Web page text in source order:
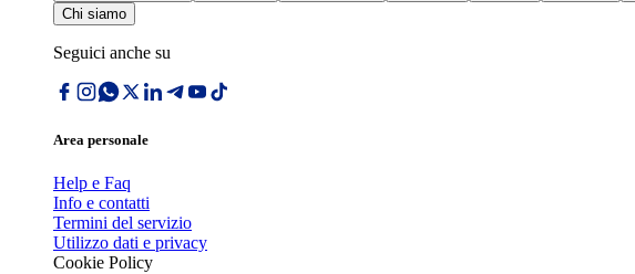
Chi siamo
Seguici anche su
Area personale
Help e Faq
Info e contatti
Termini del servizio
Utilizzo dati e privacy
Cookie Policy